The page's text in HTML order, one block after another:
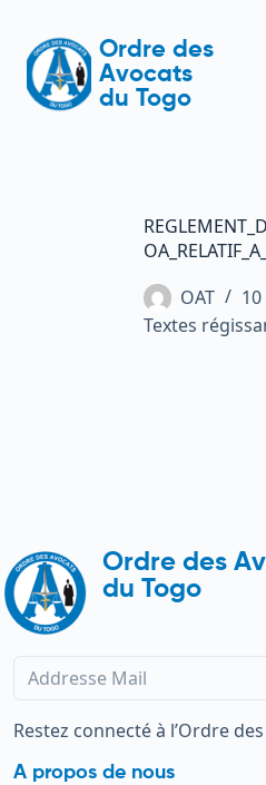
Ordre des
Avocats
du Togo
OAT
Textes
Ordre des
du Togo
Restez connecté à l’Ordre
A propos de nous